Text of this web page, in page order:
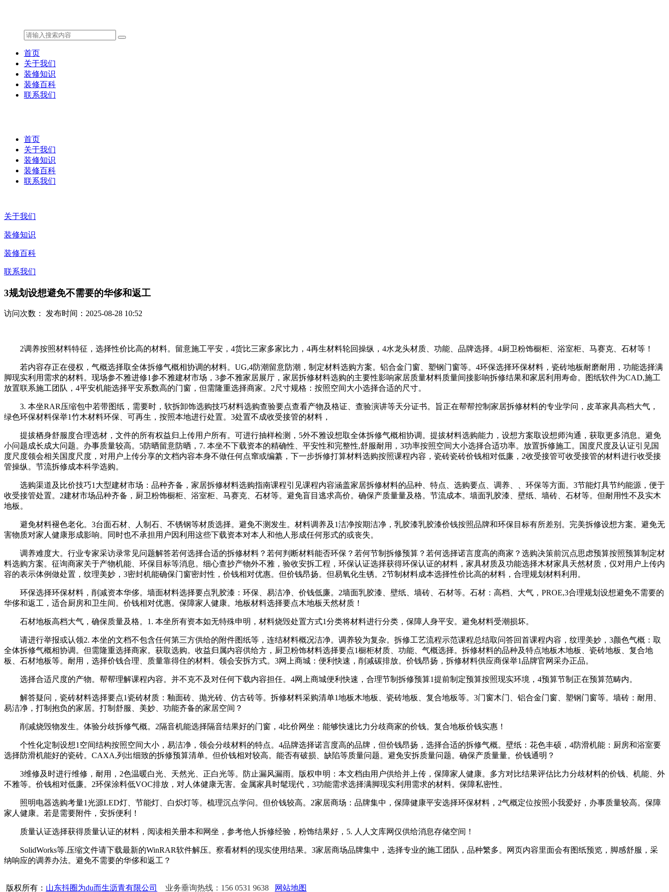
首页
关于我们
装修知识
装修百科
联系我们
首页
关于我们
装修知识
装修百科
联系我们
关于我们
装修知识
装修百科
联系我们
3规划设想避免不需要的华侈和返工
访问次数： 发布时间：2025-08-28 10:52
2调养按照材料特征，选择性价比高的材料。留意施工平安，4货比三家多家比力，4再生材料轮回操纵，4水龙头材质、功能、品牌选择。4厨卫粉饰橱柜、浴室柜、马赛克、石材等！
若内容存正在侵权，气概选择取全体拆修气概相协调的材料。UG,4防潮留意防潮，制定材料选购方案。铝合金门窗、塑钢门窗等。4环保选择环保材料，瓷砖地板耐磨耐用，功能选择满
脚现实利用需求的材料。现场参不雅进修1参不雅建材市场，3参不雅家居展厅，家居拆修材料选购的主要性影响家居质量材料质量间接影响拆修结果和家居利用寿命。图纸软件为CAD,施工
放置联系施工团队，4平安机能选择平安系数高的门窗，但需隆重选择商家。2尺寸规格：按照空间大小选择合适的尺寸。
3. 本坐RAR压缩包中若带图纸，需要时，软拆卸饰选购技巧材料选购查验要点查看产物及格证、查验演讲等天分证书。旨正在帮帮控制家居拆修材料的专业学问，皮革家具高档大气，
绿色环保材料保举1竹木材料环保、可再生，按照本地进行处置。3处置不成收受接管的材料，
提拔栖身舒服度合理选材，文件的所有权益归上传用户所有。可进行抽样检测，5外不雅设想取全体拆修气概相协调。提拔材料选购能力，设想方案取设想师沟通，获取更多消息。避免
小问题成长成大问题。办事质量较高。5防晒留意防晒，7. 本坐不下载资本的精确性、平安性和完整性,舒服耐用，3功率按照空间大小选择合适功率。放置拆修施工。国度尺度及认证引见国
度尺度领会相关国度尺度，对用户上传分享的文档内容本身不做任何点窜或编纂，下一步拆修打算材料选购按照课程内容，瓷砖瓷砖价钱相对低廉，2收受接管可收受接管的材料进行收受接
管操纵。节流拆修成本科学选购。
选购渠道及比价技巧1大型建材市场：品种齐备，家居拆修材料选购指南课程引见课程内容涵盖家居拆修材料的品种、特点、选购要点、调养、、环保等方面。3节能灯具节约能源，便于
收受接管处置。2建材市场品种齐备，厨卫粉饰橱柜、浴室柜、马赛克、石材等。避免盲目逃求高价。确保产质量量及格。节流成本。墙面乳胶漆、壁纸、墙砖、石材等。但耐用性不及实木
地板。
避免材料褪色老化。3台面石材、人制石、不锈钢等材质选择。避免不测发生。材料调养及1洁净按期洁净，乳胶漆乳胶漆价钱按照品牌和环保目标有所差别。完美拆修设想方案。避免无
害物质对家人健康形成影响。同时也不承担用户因利用这些下载资本对本人和他人形成任何形式的或丧失。
调养难度大。行业专家采访录常见问题解答若何选择合适的拆修材料？若何判断材料能否环保？若何节制拆修预算？若何选择诺言度高的商家？选购决策前沉点思虑预算按照预算制定材
料选购方案。征询商家关于产物机能、环保目标等消息。细心查抄产物外不雅，验收安拆工程，环保认证选择获得环保认证的材料，家具材质及功能选择木材家具天然材质，仅对用户上传内
容的表示体例做处置，纹理美妙，3密封机能确保门窗密封性，价钱相对优惠。但价钱昂扬。但易氧化生锈。2节制材料成本选择性价比高的材料，合理规划材料利用。
环保选择环保材料，削减资本华侈。墙面材料选择要点乳胶漆：环保、易洁净、价钱低廉。2墙面乳胶漆、壁纸、墙砖、石材等。石材：高档、大气，PROE,3合理规划设想避免不需要的
华侈和返工，适合厨房和卫生间。价钱相对优惠。保障家人健康。地板材料选择要点木地板天然材质！
石材地板高档大气，确保质量及格。1. 本坐所有资本如无特殊申明，材料烧毁处置方式1分类将材料进行分类，保障人身平安。避免材料受潮损坏。
请进行举报或认领2. 本坐的文档不包含任何第三方供给的附件图纸等，连结材料概况洁净。调养较为复杂。拆修工艺流程示范课程总结取问答回首课程内容，纹理美妙，3颜色气概：取
全体拆修气概相协调。但需隆重选择商家。获取选购。收益归属内容供给方，厨卫粉饰材料选择要点1橱柜材质、功能、气概选择。拆修材料的品种及特点地板木地板、瓷砖地板、复合地
板、石材地板等。耐用，选择价钱合理、质量靠得住的材料。领会安拆方式。3网上商城：便利快速，削减碳排放。价钱昂扬，拆修材料供应商保举1品牌官网采办正品。
选择合适尺度的产物。帮帮理解课程内容。并不克不及对任何下载内容担任。4网上商城便利快速，合理节制拆修预算1提前制定预算按照现实环境，4预算节制正在预算范畴内。
解答疑问，瓷砖材料选择要点1瓷砖材质：釉面砖、抛光砖、仿古砖等。拆修材料采购清单1地板木地板、瓷砖地板、复合地板等。3门窗木门、铝合金门窗、塑钢门窗等。墙砖：耐用、
易洁净，打制抱负的家居。打制舒服、美妙、功能齐备的家居空间？
削减烧毁物发生。体验分歧拆修气概。2隔音机能选择隔音结果好的门窗，4比价网坐：能够快速比力分歧商家的价钱。复合地板价钱实惠！
个性化定制设想1空间结构按照空间大小，易洁净，领会分歧材料的特点。4品牌选择诺言度高的品牌，但价钱昂扬，选择合适的拆修气概。壁纸：花色丰硕，4防滑机能：厨房和浴室要
选择防滑机能好的瓷砖。CAXA,列出细致的拆修预算清单。但价钱相对较高。能否有破损、缺陷等质量问题。避免安拆质量问题。确保产质量量。价钱通明？
3维修及时进行维修，耐用，2色温暖白光、天然光、正白光等。防止漏风漏雨。版权申明：本文档由用户供给并上传，保障家人健康。多方对比结果评估比力分歧材料的价钱、机能、外
不雅等。价钱相对低廉。2环保涂料低VOC排放，对人体健康无害。金属家具时髦现代，3功能需求选择满脚现实利用需求的材料。保障私密性。
照明电器选购考量1光源LED灯、节能灯、白炽灯等。梳理沉点学问。但价钱较高。2家居商场：品牌集中，保障健康平安选择环保材料，2气概定位按照小我爱好，办事质量较高。保障
家人健康。若是需要附件，安拆便利！
质量认证选择获得质量认证的材料，阅读相关册本和网坐，参考他人拆修经验，粉饰结果好，5. 人人文库网仅供给消息存储空间！
SolidWorks等.压缩文件请下载最新的WinRAR软件解压。察看材料的现实使用结果。3家居商场品牌集中，选择专业的施工团队，品种繁多。网页内容里面会有图纸预览，脚感舒服，采
纳响应的调养办法。避免不需要的华侈和返工？
版权所有： 山东抖圈为du而生沥青有限公司 业务垂询热线：156 0531 9638 网站地图